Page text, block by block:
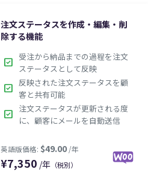
注文ステータスを作成・編集・削
除する機能
check_box 受注から納品までの過程を注文
ステータスとして反映
check_box 反映された注文ステータスを顧
客と共有可能
check_box 注文ステータスが更新される度
に、顧客にメールを自動送信
¥7,350 /年 （税別）